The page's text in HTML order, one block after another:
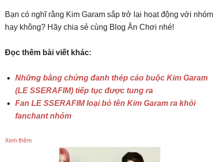
Bạn có nghĩ rằng Kim Garam sắp trở lại hoạt động với nhóm
hay không? Hãy chia sẻ cùng Blog Ăn Chơi nhé!
Đọc thêm bài viết khác:
Những bằng chứng đanh thép cáo buộc Kim Garam
(LE SSERAFIM) tiếp tục được tung ra
Fan LE SSERAFIM loại bỏ tên Kim Garam ra khỏi
fanchant nhóm
Xem thêm